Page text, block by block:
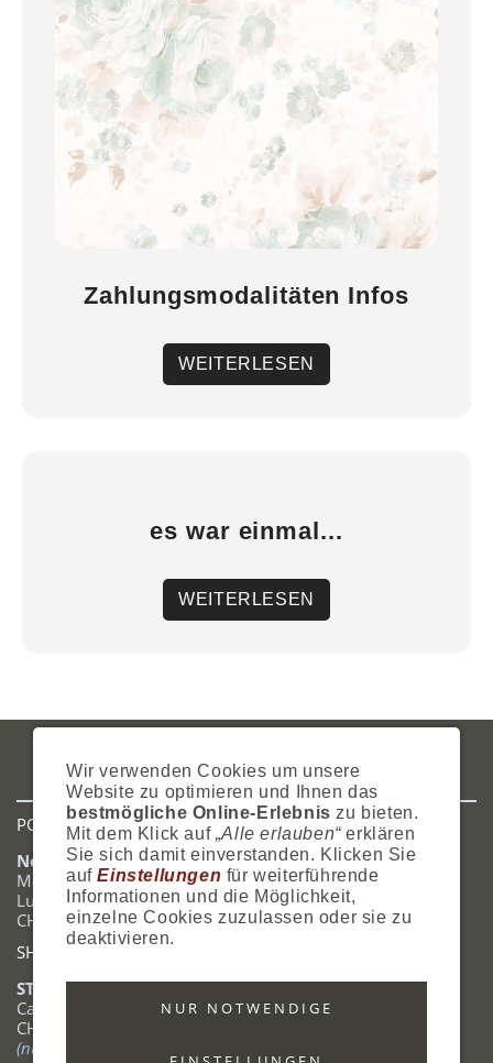
Zahlungsmodalitäten Infos
WEITERLESEN
es war einmal...
WEITERLESEN
WIDERRUFSRECHTSITEMAPHILFECOOKIES
POSTADRESSE
Nostalgie- & Geschenk Shop
Maja Schmid
Luzernerstrasse 14
CH-6353 Weggis
SHOWROOM
STANDORT:
Calendariaweg 1
CH-6405 Immensee
(nur auf Terminabsprache)
Wir verwenden Cookies um unsere
Website zu optimieren und Ihnen das
bestmögliche Online-Erlebnis zu bieten.
Mit dem Klick auf „Alle erlauben“erklären
Sie sich damit einverstanden. Klicken Sie
aufEinstellungen für weiterführende
Informationen und die Möglichkeit,
einzelne Cookies zuzulassen oder sie zu
deaktivieren.
NUR NOTWENDIGE